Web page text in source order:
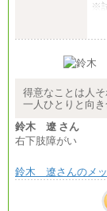
※
大
最
※
得意なことは人
一人ひとりと向
鈴木 遼 さん
右下肢障がい
鈴木 遼さんのメ